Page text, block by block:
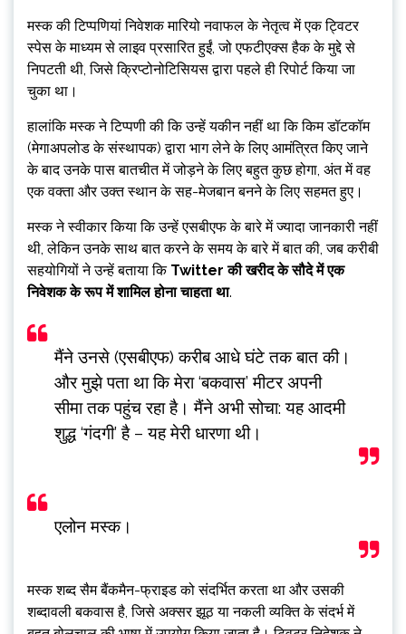
मस्क की टिप्पणियां निवेशक मारियो नवाफल के नेतृत्व में एक ट्विटर
स्पेस के माध्यम से लाइव प्रसारित हुईं, जो एफटीएक्स हैक के मुद्दे से
निपटती थी, जिसे क्रिप्टोनोटिसियस द्वारा पहले ही रिपोर्ट किया जा
चुका था।
हालांकि मस्क ने टिप्पणी की कि उन्हें यकीन नहीं था कि किम डॉटकॉम
(मेगाअपलोड के संस्थापक) द्वारा भाग लेने के लिए आमंत्रित किए जाने
के बाद उनके पास बातचीत में जोड़ने के लिए बहुत कुछ होगा, अंत में वह
एक वक्ता और उक्त स्थान के सह-मेजबान बनने के लिए सहमत हुए।
मस्क ने स्वीकार किया कि उन्हें एसबीएफ के बारे में ज्यादा जानकारी नहीं
थी, लेकिन उनके साथ बात करने के समय के बारे में बात की, जब करीबी
सहयोगियों ने उन्हें बताया कि Twitter की खरीद के सौदे में एक
निवेशक के रूप में शामिल होना चाहता था.
मैंने उनसे (एसबीएफ) करीब आधे घंटे तक बात की।
और मुझे पता था कि मेरा ‘बकवास’ मीटर अपनी
सीमा तक पहुंच रहा है। मैंने अभी सोचा: यह आदमी
शुद्ध ‘गंदगी’ है – यह मेरी धारणा थी।
एलोन मस्क।
मस्क शब्द सैम बैंकमैन-फ्राइड को संदर्भित करता था और उसकी
शब्दावली बकवास है, जिसे अक्सर झूठ या नकली व्यक्ति के संदर्भ में